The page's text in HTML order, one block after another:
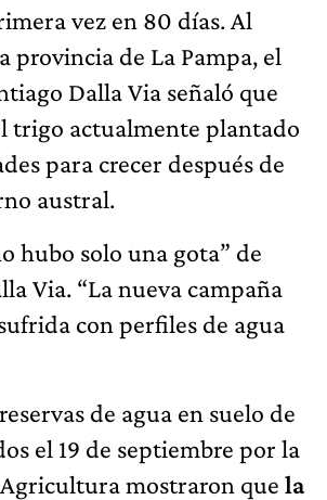
vez en 80 días. Al
provincia de La Pampa, el
Dalla Via señaló que
trigo actualmente plantado
para crecer después de
austral.
hubo solo una gota” de
Via. “La nueva campaña
con perfiles de agua
de agua en suelo de
el 19 de septiembre por la
mostraron que la